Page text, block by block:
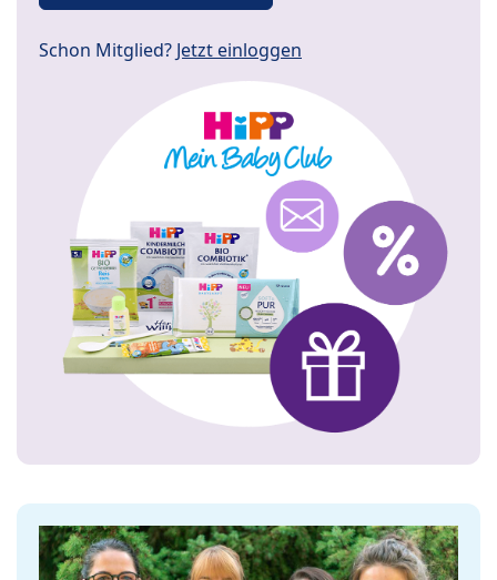
Schon Mitglied? Jetzt einloggen